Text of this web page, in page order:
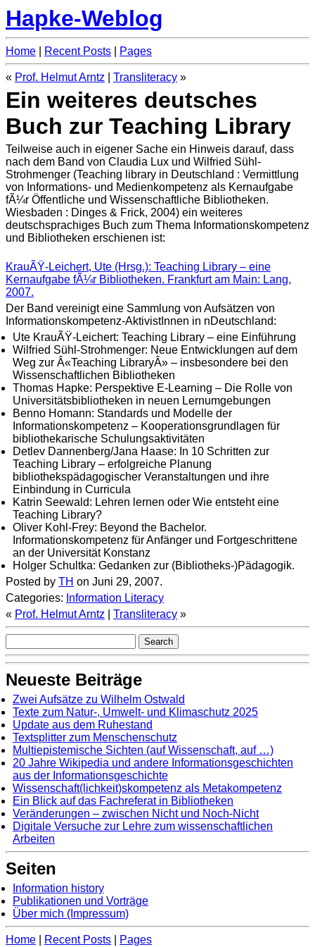
Hapke-Weblog
Home Recent Posts Pages
« Prof. Helmut Arntz Transliteracy »
Ein weiteres deutsches
Buch zur Teaching Library
Teilweise auch in eigener Sache ein Hinweis darauf, dass
nach dem Band von Claudia Lux und Wilfried Sühl-
Strohmenger (Teaching library in Deutschland : Vermittlung
von Informations- und Medienkompetenz als Kernaufgabe
fÃ¼r Öffentliche und Wissenschaftliche Bibliotheken.
Wiesbaden : Dinges & Frick, 2004) ein weiteres
deutschsprachiges Buch zum Thema Informationskompetenz
und Bibliotheken erschienen ist:
KrauÃŸ-Leichert, Ute (Hrsg.): Teaching Library – eine
Kernaufgabe fÃ¼r Bibliotheken. Frankfurt am Main: Lang,
2007.
Der Band vereinigt eine Sammlung von Aufsätzen von
Informationskompetenz-AktivistInnen in nDeutschland:
Ute KrauÃŸ-Leichert: Teaching Library – eine Einführung
Wilfried Sühl-Strohmenger: Neue Entwicklungen auf dem
Weg zur Â«Teaching LibraryÂ» – insbesondere bei den
Wissenschaftlichen Bibliotheken
Thomas Hapke: Perspektive E-Learning – Die Rolle von
Universitätsbibliotheken in neuen Lernumgebungen
Benno Homann: Standards und Modelle der
Informationskompetenz – Kooperationsgrundlagen für
bibliothekarische Schulungsaktivitäten
Detlev Dannenberg/Jana Haase: In 10 Schritten zur
Teaching Library – erfolgreiche Planung
bibliothekspädagogischer Veranstaltungen und ihre
Einbindung in Curricula
Katrin Seewald: Lehren lernen oder Wie entsteht eine
Teaching Library?
Oliver Kohl-Frey: Beyond the Bachelor.
Informationskompetenz für Anfänger und Fortgeschrittene
an der Universität Konstanz
Holger Schultka: Gedanken zur (Bibliotheks-)Pädagogik.
Posted by TH on Juni 29, 2007.
Categories: Information Literacy
« Prof. Helmut Arntz Transliteracy »
Neueste Beiträge
Zwei Aufsätze zu Wilhelm Ostwald
Texte zum Natur-, Umwelt- und Klimaschutz 2025
Update aus dem Ruhestand
Textsplitter zum Menschenschutz
Multiepistemische Sichten (auf Wissenschaft, auf …)
20 Jahre Wikipedia und andere Informationsgeschichten
aus der Informationsgeschichte
Wissenschaft(lichkeit)skompetenz als Metakompetenz
Ein Blick auf das Fachreferat in Bibliotheken
Veränderungen – zwischen Nicht und Noch-Nicht
Digitale Versuche zur Lehre zum wissenschaftlichen
Arbeiten
Seiten
Information history
Publikationen und Vorträge
Über mich (Impressum)
Home Recent Posts Pages